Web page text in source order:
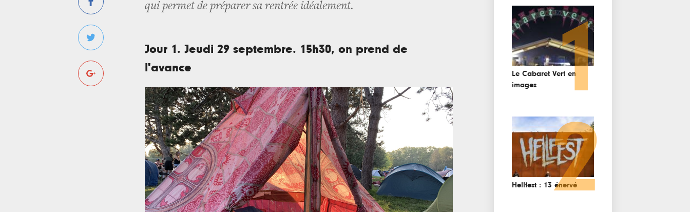
qui permet de préparer sa rentrée idéalement.
Jour 1. Jeudi 29 septembre. 15h30, on prend de
l'avance
Le Cabaret Vert en
images
1
Hellfest : 13 énervé
2